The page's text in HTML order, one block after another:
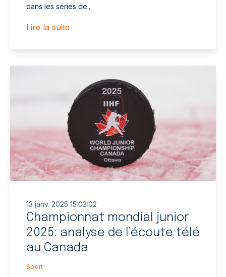
dans les séries de..
Lire la suite
13 janv. 2025 15:03:02
Championnat mondial junior
2025: analyse de l’écoute télé
au Canada
Sport